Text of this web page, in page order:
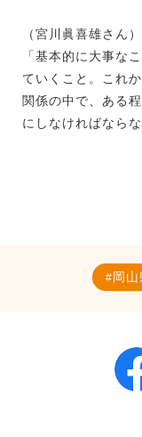
（宮川眞喜雄さん）
「基本的に大事な
ていくこと。これ
関係の中で、ある
にしなければならな
岡山